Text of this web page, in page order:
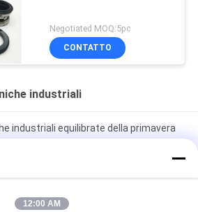
Negotiated MOQ:5pc
CONTATTO
industriali
industriali equilibrate della primavera
circolare
meccanica della primavera 68E di
12:00 AM